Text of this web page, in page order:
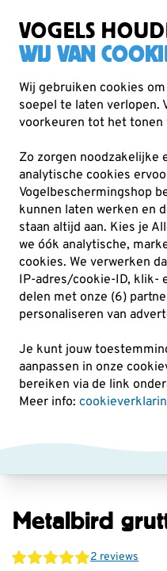
VOGELS
WIJ VAN
Wij gebruiken cookies
soepel te laten verlopen.
voorkeuren tot het tonen
Zo zorgen noodzakelijke
analytische cookies
Vogelbeschermingshop
kunnen laten werken en
staan altijd aan. Kies je
we óók analytische,
cookies. We verwerken
IP-adres/cookie-ID, klik-
delen met onze (6)
personaliseren van
Je kunt jouw
aanpassen in onze
bereiken via de link
Meer info:
Cadeaus Metalbirds
Metalbird
2 reviews